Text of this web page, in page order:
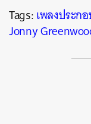
Tags:เพลงประก
Jonny